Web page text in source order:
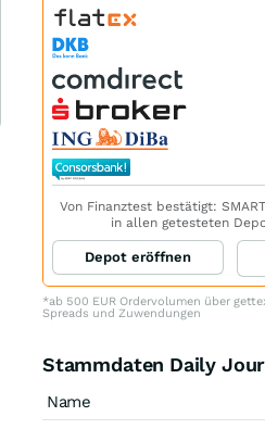
Von Finanztest bestätigt:
in allen getesteten
Depot eröffnen
*ab 500 EUR Ordervolumen über
Spreads und Zuwendungen
Stammdaten Daily
Name